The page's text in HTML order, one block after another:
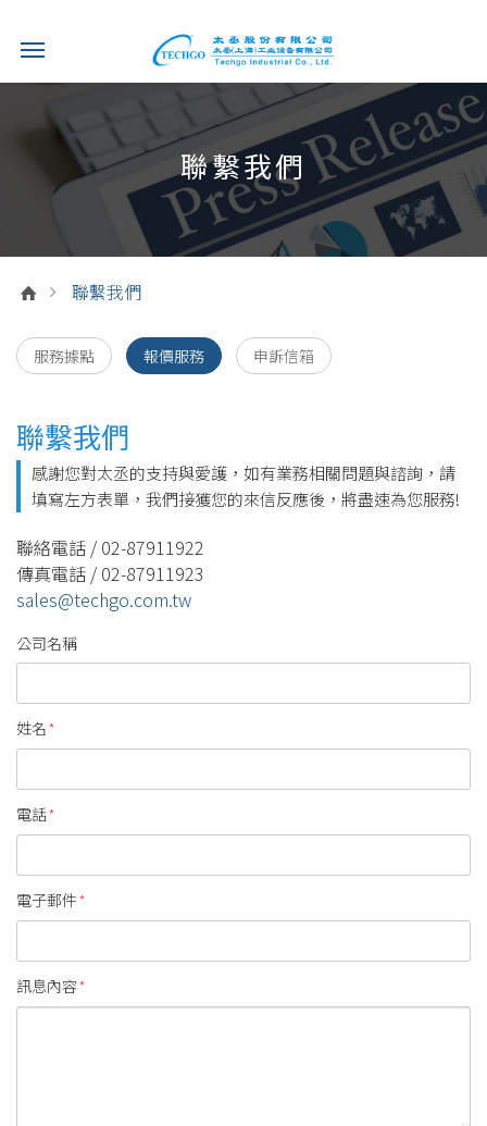
聯繫我們
聯繫我們
服務據點 報價服務 申訴信箱
聯繫我們
感謝您對太丞的支持與愛護，如有業務相關問題與諮詢，請
填寫左方表單，我們接獲您的來信反應後，將盡速為您服務!
聯絡電話 / 02-87911922
傳真電話 / 02-87911923
sales@techgo.com.tw
公司名稱
姓名*
電話*
電子郵件*
訊息內容*